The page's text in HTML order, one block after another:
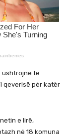
ushtrojnë të
qeverisë për katër
e lirë,
në 18 komuna